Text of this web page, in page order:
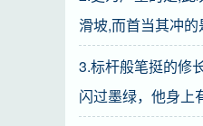
滑坡,而首当其冲的
3.标杆般笔挺的修
闪过墨绿，他身上